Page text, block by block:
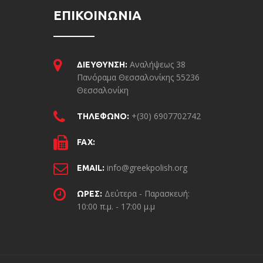
ΕΠΙΚΟΙΝΩΝΙΑ
ΔΙΕΥΘΥΝΣΗ: Αναλήψεως 38
Πανόραμα Θεσσαλονίκης 55236
Θεσσαλονίκη
ΤΗΛΕΦΩΝΟ: +(30) 6907702742
FAX:
EMAIL: info@greekpolish.org
ΩΡΕΣ: Δεύτερα - Παρασκευή:
10:00 π.μ. - 17:00 μ.μ